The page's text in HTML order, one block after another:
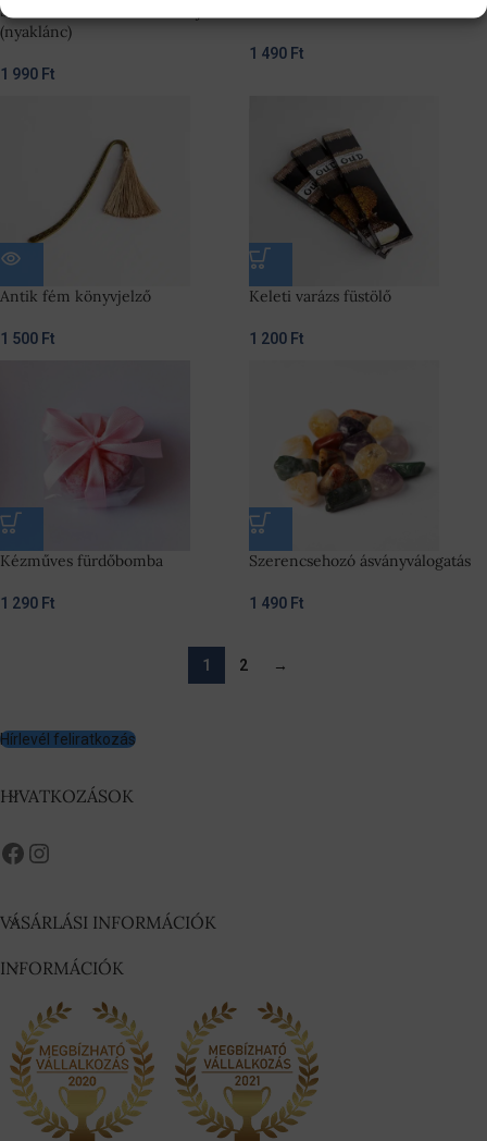
Szent Benedek érme bőrszíjon
(nyaklánc)
1 990 Ft
1 490 Ft
Antik fém könyvjelző
1 500 Ft
Keleti varázs füstölő
1 200 Ft
Kézműves fürdőbomba
1 290 Ft
Szerencsehozó ásványválogatás
1 490 Ft
1 2 →
Hírlevél feliratkozás
HIVATKOZÁSOK
VÁSÁRLÁSI INFORMÁCIÓK
INFORMÁCIÓK